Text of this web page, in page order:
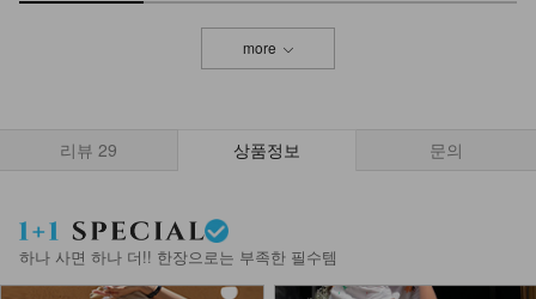
27,800 15,900 43%
more
리뷰 29 상품정보 문의
하나 사면 하나 더!! 한장으로는 부족한 필수템